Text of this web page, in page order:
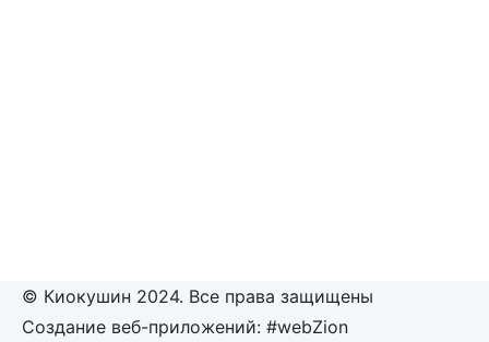
© Киокушин 2024. Все права защищены
Создание веб-приложений: #webZion